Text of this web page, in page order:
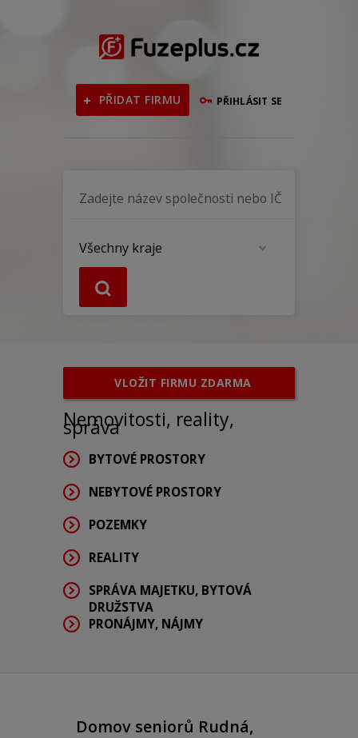
PŘIDAT FIRMU PŘIHLÁSIT SE
VLOŽIT FIRMU ZDARMA
Nemovitosti, reality,
správa
BYTOVÉ PROSTORY
NEBYTOVÉ PROSTORY
POZEMKY
REALITY
SPRÁVA MAJETKU, BYTOVÁ
DRUŽSTVA
PRONÁJMY, NÁJMY
Domov seniorů Rudná,